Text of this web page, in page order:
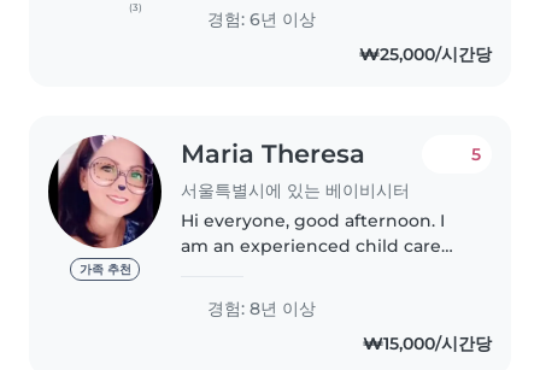
(3)
inspired me to pursue
babysitting as more than just a..
경험: 6년 이상
₩25,000/시간당
가족 추천
Maria Theresa
서울특별시에 있는 베이비시터
5
Hi everyone, good afternoon. I
am an experienced child care
experience in the United Arab
Emirates. I took care of twins
from one British couple for 4
경험: 8년 이상
₩15,000/시간당